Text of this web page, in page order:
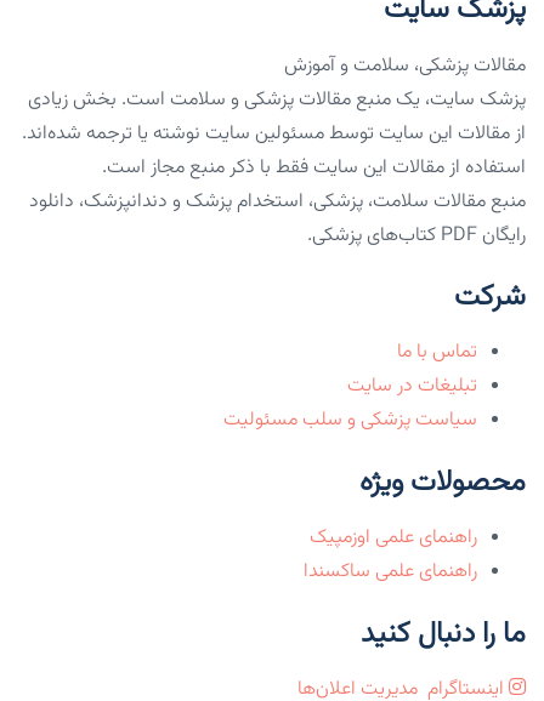
پزشک سایت
مقالات پزشکی، سلامت و آموزش
پزشک سایت، یک منبع مقالات پزشکی و سلامت است. بخش زیادی
از مقالات این سایت توسط مسئولین سایت نوشته یا ترجمه شده‌اند.
استفاده از مقالات این سایت فقط با ذکر منبع مجاز است.
منبع مقالات سلامت، پزشکی، استخدام پزشک و دندانپزشک، دانلود
رایگان PDF کتاب‌های پزشکی.
شرکت
تماس با ما
تبلیغات در سایت
سیاست پزشکی و سلب مسئولیت
محصولات ویژه
راهنمای علمی اوزمپیک
راهنمای علمی ساکسندا
ما را دنبال کنید
اینستاگرام مدیریت اعلان‌ها